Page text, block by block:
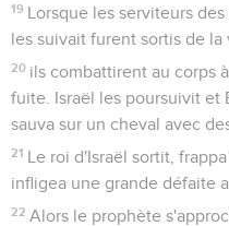
19 Lorsque les serviteurs
les suivait furent sortis de la
20 ils combattirent au corps
fuite. Israël les poursuivit et
sauva sur un cheval avec
21 Le roi d'Israël sortit,
infligea une grande défaite
22 Alors le prophète